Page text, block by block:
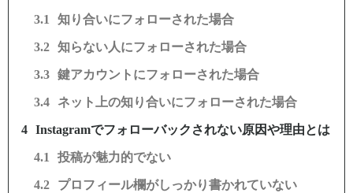
知り合いにフォローされた場合
知らない人にフォローされた場合
鍵アカウントにフォローされた場合
ネット上の知り合いにフォローされた場合
Instagramでフォローバックされない原因や理由とは
投稿が魅力的でない
プロフィール欄がしっかり書かれていない